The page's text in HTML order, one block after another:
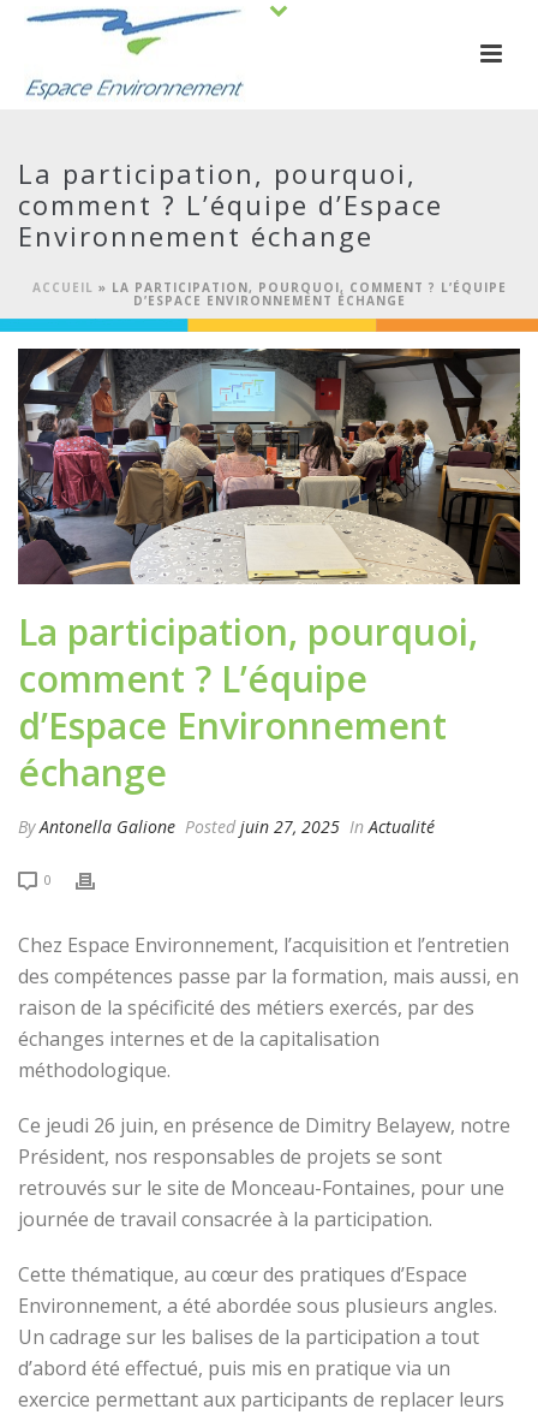
La participation, pourquoi,
comment ? L’équipe d’Espace
Environnement échange
ACCUEIL » LA PARTICIPATION, POURQUOI, COMMENT ? L’ÉQUIPE
D’ESPACE ENVIRONNEMENT ÉCHANGE
La participation, pourquoi,
comment ? L’équipe
d’Espace Environnement
échange
ByAntonella Galione Posted juin 27, 2025 InActualité
0
Chez Espace Environnement, l’acquisition et l’entretien
des compétences passe par la formation, mais aussi, en
raison de la spécificité des métiers exercés, par des
échanges internes et de la capitalisation
méthodologique.
Ce jeudi 26 juin, en présence de Dimitry Belayew, notre
Président, nos responsables de projets se sont
retrouvés sur le site de Monceau-Fontaines, pour une
journée de travail consacrée à la participation.
Cette thématique, au cœur des pratiques d’Espace
Environnement, a été abordée sous plusieurs angles.
Un cadrage sur les balises de la participation a tout
d’abord été effectué, puis mis en pratique via un
exercice permettant aux participants de replacer leurs